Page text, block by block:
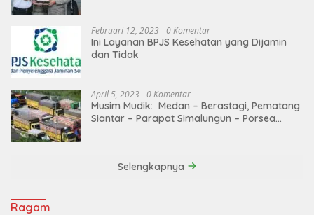
Februari 12, 2023 0 Komentar
Ini Layanan BPJS Kesehatan yang Dijamin
dan Tidak
April 5, 2023 0 Komentar
Musim Mudik: Medan – Berastagi, Pematang
Siantar – Parapat Simalungun – Porsea
Selengkapnya
Ragam